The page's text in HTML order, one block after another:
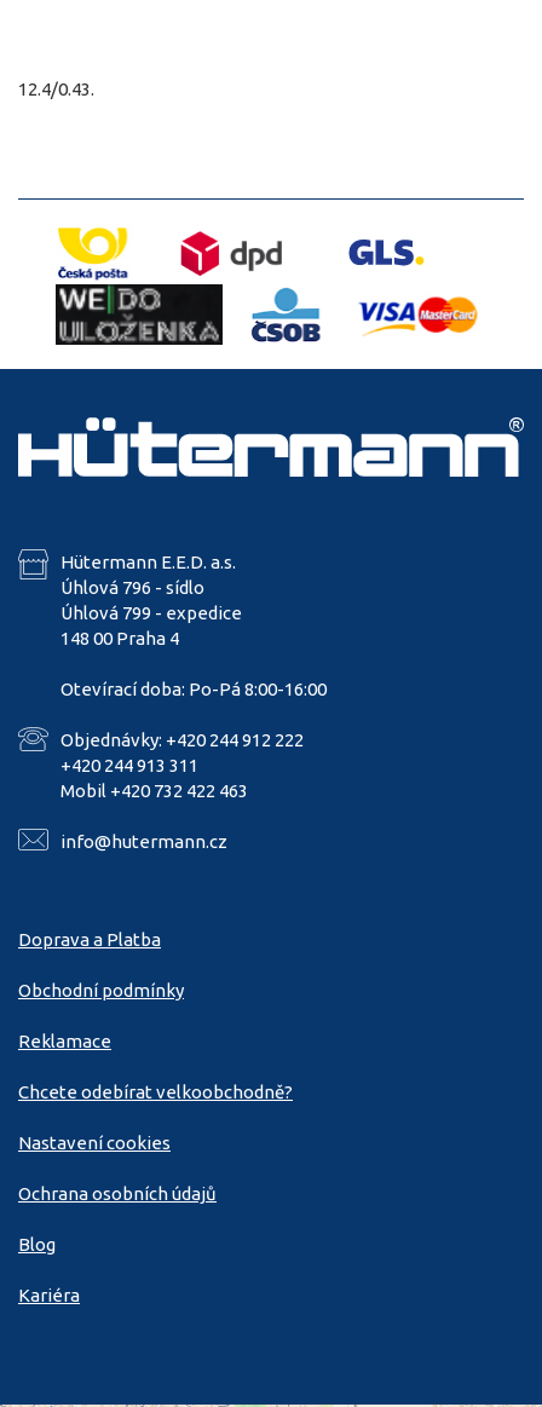
12.4/0.43.
Hütermann E.E.D. a.s.
Úhlová 796 - sídlo
Úhlová 799 - expedice
148 00 Praha 4
Otevírací doba: Po-Pá 8:00-16:00
Objednávky: +420 244 912 222
+420 244 913 311
Mobil +420 732 422 463
info@hutermann.cz
Doprava a Platba
Obchodní podmínky
Reklamace
Chcete odebírat velkoobchodně?
Nastavení cookies
Ochrana osobních údajů
Blog
Kariéra